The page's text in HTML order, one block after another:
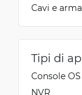
Cavi e
Tipi di
Console
NVR